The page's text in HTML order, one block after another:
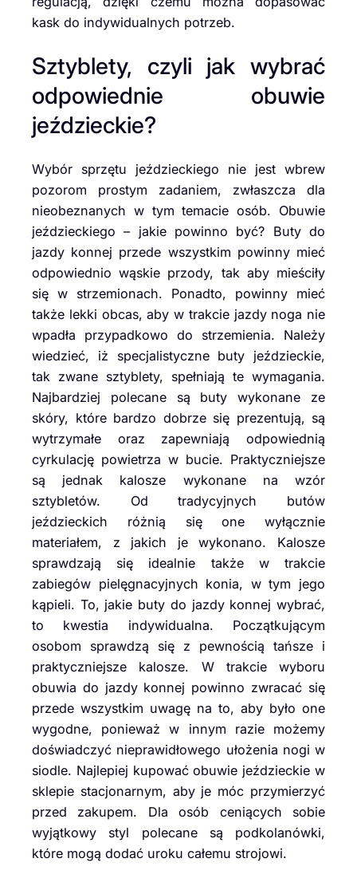
kask do indywidualnych potrzeb.
Sztyblety, czyli jak wybrać
odpowiednie obuwie
jeździeckie?
Wybór sprzętu jeździeckiego nie jest wbrew
pozorom prostym zadaniem, zwłaszcza dla
nieobeznanych w tym temacie osób. Obuwie
jeździeckiego – jakie powinno być? Buty do
jazdy konnej przede wszystkim powinny mieć
odpowiednio wąskie przody, tak aby mieściły
się w strzemionach. Ponadto, powinny mieć
także lekki obcas, aby w trakcie jazdy noga nie
wpadła przypadkowo do strzemienia. Należy
wiedzieć, iż specjalistyczne buty jeździeckie,
tak zwane sztyblety, spełniają te wymagania.
Najbardziej polecane są buty wykonane ze
skóry, które bardzo dobrze się prezentują, są
wytrzymałe oraz zapewniają odpowiednią
cyrkulację powietrza w bucie. Praktyczniejsze
są jednak kalosze wykonane na wzór
sztybletów. Od tradycyjnych butów
jeździeckich różnią się one wyłącznie
materiałem, z jakich je wykonano. Kalosze
sprawdzają się idealnie także w trakcie
zabiegów pielęgnacyjnych konia, w tym jego
kąpieli. To, jakie buty do jazdy konnej wybrać,
to kwestia indywidualna. Początkującym
osobom sprawdzą się z pewnością tańsze i
praktyczniejsze kalosze. W trakcie wyboru
obuwia do jazdy konnej powinno zwracać się
przede wszystkim uwagę na to, aby było one
wygodne, ponieważ w innym razie możemy
doświadczyć nieprawidłowego ułożenia nogi w
siodle. Najlepiej kupować obuwie jeździeckie w
sklepie stacjonarnym, aby je móc przymierzyć
przed zakupem. Dla osób ceniących sobie
wyjątkowy styl polecane są podkolanówki,
które mogą dodać uroku całemu strojowi.